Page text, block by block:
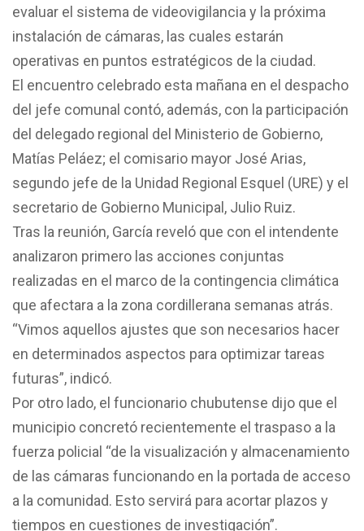
evaluar el sistema de videovigilancia y la próxima
instalación de cámaras, las cuales estarán
operativas en puntos estratégicos de la ciudad.
El encuentro celebrado esta mañana en el despacho
del jefe comunal contó, además, con la participación
del delegado regional del Ministerio de Gobierno,
Matías Peláez; el comisario mayor José Arias,
segundo jefe de la Unidad Regional Esquel (URE) y el
secretario de Gobierno Municipal, Julio Ruiz.
Tras la reunión, García reveló que con el intendente
analizaron primero las acciones conjuntas
realizadas en el marco de la contingencia climática
que afectara a la zona cordillerana semanas atrás.
“Vimos aquellos ajustes que son necesarios hacer
en determinados aspectos para optimizar tareas
futuras”, indicó.
Por otro lado, el funcionario chubutense dijo que el
municipio concretó recientemente el traspaso a la
fuerza policial “de la visualización y almacenamiento
de las cámaras funcionando en la portada de acceso
a la comunidad. Esto servirá para acortar plazos y
tiempos en cuestiones de investigación”.